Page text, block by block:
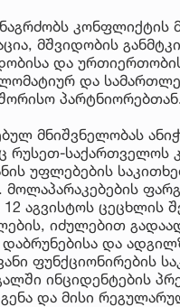
კონფლიქტის
მშვიდობის
და
და
მნიშვნელობას
რუსეთ-საქართველოს
უფლებების
აგვისტოს ცეცხლის
იძულებით
და
ფუნქციონირების
ინციდენტების
და მისი